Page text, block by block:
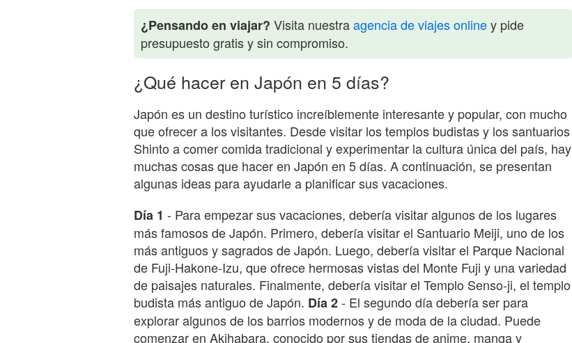
¿Pensando en viajar? Visita nuestraagencia de viajes onliney pide
presupuesto gratis y sin compromiso.
¿Qué hacer en Japón en 5 días?
Japón es un destino turístico increíblemente interesante y popular, con mucho
que ofrecer a los visitantes. Desde visitar los templos budistas y los santuarios
Shinto a comer comida tradicional y experimentar la cultura única del país, hay
muchas cosas que hacer en Japón en 5 días. A continuación, se presentan
algunas ideas para ayudarle a planificar sus vacaciones.
Día 1 - Para empezar sus vacaciones, debería visitar algunos de los lugares
más famosos de Japón. Primero, debería visitar el Santuario Meiji, uno de los
más antiguos y sagrados de Japón. Luego, debería visitar el Parque Nacional
de Fuji-Hakone-Izu, que ofrece hermosas vistas del Monte Fuji y una variedad
de paisajes naturales. Finalmente, debería visitar el Templo Senso-ji, el templo
budista más antiguo de Japón. Día 2- El segundo día debería ser para
explorar algunos de los barrios modernos y de moda de la ciudad. Puede
comenzar en Akihabara, conocido por sus tiendas de anime, manga y